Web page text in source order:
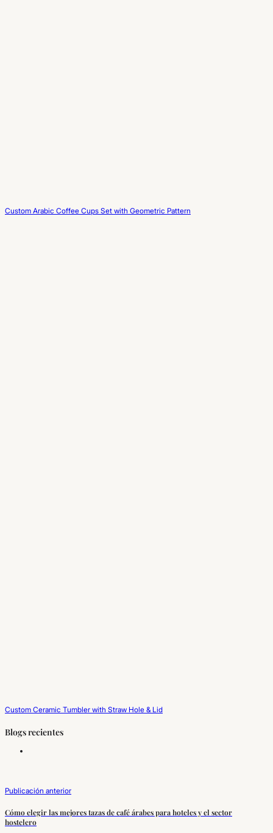
Custom Arabic Coffee Cups Set with Geometric Pattern
Custom Ceramic Tumbler with Straw Hole & Lid
Blogs recientes
Publicación anterior
Cómo elegir las mejores tazas de café árabes para hoteles y el sector
hostelero